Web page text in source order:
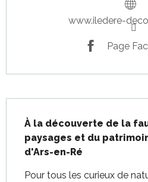
www.iledere-
Page
À la découverte de la
paysages et du
d'Ars-en-Ré
Pour tous les curieux de